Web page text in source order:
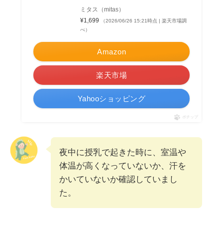
ミタス（mitas）
¥1,699
（2026/06/26 15:21時点 | 楽天市場調
べ）
Amazon
楽天市場
Yahooショッピング
ポチップ
夜中に授乳で起きた時に、室温や
体温が高くなっていないか、汗を
かいていないか確認していまし
た。